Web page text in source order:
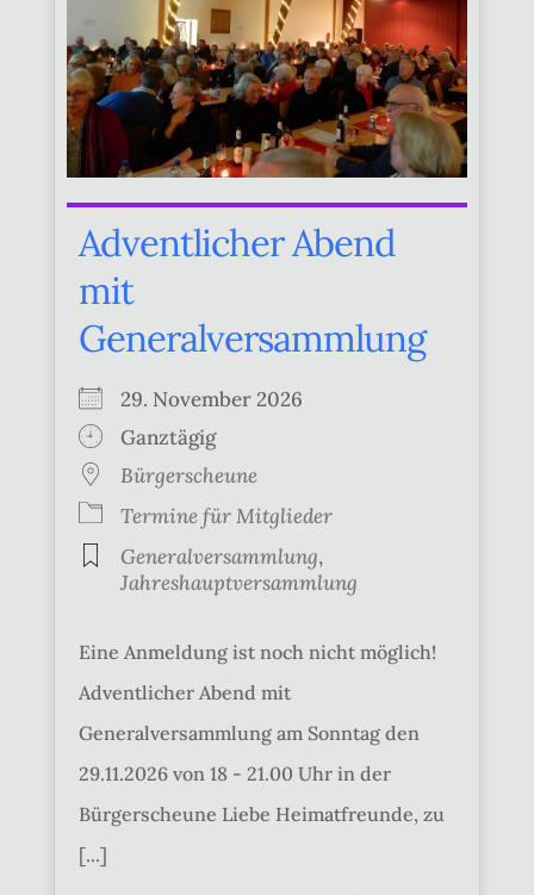
Adventlicher Abend
mit
Generalversammlung
29. November 2026
Ganztägig
Bürgerscheune
Termine für Mitglieder
Generalversammlung,
Jahreshauptversammlung
Eine Anmeldung ist noch nicht möglich!
Adventlicher Abend mit
Generalversammlung am Sonntag den
29.11.2026 von 18 - 21.00 Uhr in der
Bürgerscheune Liebe Heimatfreunde, zu
[...]